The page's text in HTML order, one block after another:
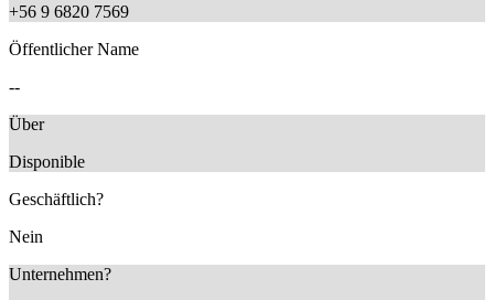
+56 9 6820 7569
Öffentlicher Name
--
Über
Disponible
Geschäftlich?
Nein
Unternehmen?